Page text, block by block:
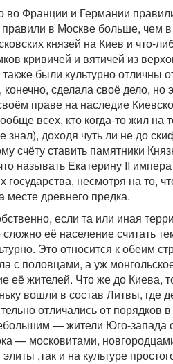
во Франции и Германии
в Москве больше, чем
князей на Киев и
кривичей и вятичей из
были культурно
сделала своё дело, но
праве на наследие
всех, кто когда-то жил
знал), доходя чуть ли не до
счёту ставить памятники
называть Екатерину II
государства, несмотря на то,
месте древнего предка.
если та или иная
сложно её население считать
Это относится к обеим
с половцами, а уж
её жителей. Что же до Киева,
вошли в состав Литвы, где
отличались от
— жители Юго-запада
— московитами,
,так и на культуре